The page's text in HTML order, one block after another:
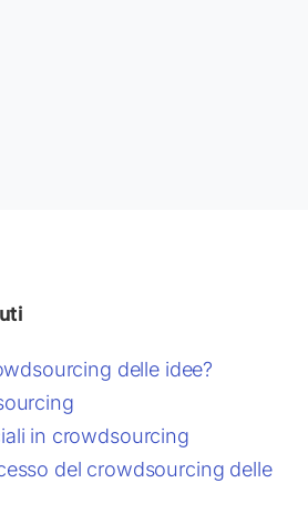
delle idee?
in crowdsourcing
del crowdsourcing delle